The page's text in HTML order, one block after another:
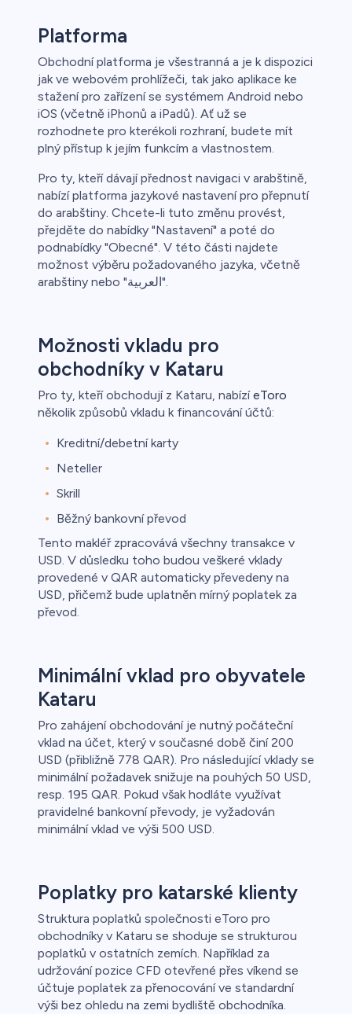
Platforma
Obchodní platforma je všestranná a je k dispozici
jak ve webovém prohlížeči, tak jako aplikace ke
stažení pro zařízení se systémem Android nebo
iOS (včetně iPhonů a iPadů). Ať už se
rozhodnete pro kterékoli rozhraní, budete mít
plný přístup k jejím funkcím a vlastnostem.
Pro ty, kteří dávají přednost navigaci v arabštině,
nabízí platforma jazykové nastavení pro přepnutí
do arabštiny. Chcete-li tuto změnu provést,
přejděte do nabídky "Nastavení" a poté do
podnabídky "Obecné". V této části najdete
možnost výběru požadovaného jazyka, včetně
arabštiny nebo "العربية".
Možnosti vkladu pro
obchodníky v Kataru
Pro ty, kteří obchodují z Kataru, nabízíeToro
několik způsobů vkladu k financování účtů:
Kreditní/debetní karty
Neteller
Skrill
Běžný bankovní převod
Tento makléř zpracovává všechny transakce v
USD. V důsledku toho budou veškeré vklady
provedené v QAR automaticky převedeny na
USD, přičemž bude uplatněn mírný poplatek za
převod.
Minimální vklad pro obyvatele
Kataru
Pro zahájení obchodování je nutný počáteční
vklad na účet, který v současné době činí 200
USD (přibližně 778 QAR). Pro následující vklady se
minimální požadavek snižuje na pouhých 50 USD,
resp. 195 QAR. Pokud však hodláte využívat
pravidelné bankovní převody, je vyžadován
minimální vklad ve výši 500 USD.
Poplatky pro katarské klienty
Struktura poplatků společnosti eToro pro
obchodníky v Kataru se shoduje se strukturou
poplatků v ostatních zemích. Například za
udržování pozice CFD otevřené přes víkend se
účtuje poplatek za přenocování ve standardní
výši bez ohledu na zemi bydliště obchodníka.